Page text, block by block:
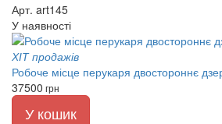
Арт. art145
У наявності
ХІТ продажів
Робоче місце перукаря двостороннє
37500 грн
У кошик